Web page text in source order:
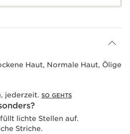
Haut, Normale Haut, Ölige
jederzeit. SO GEHTS
lichte Stellen auf.
Striche.